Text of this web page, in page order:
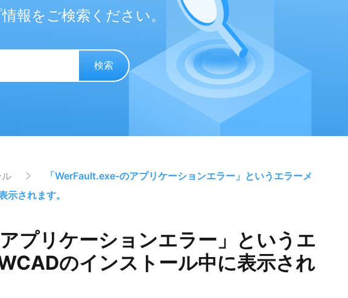
報をご検索ください。
検索
「WerFault.exe-のアプリケーションエラー」というエラーメ
示されます。
プリケーションエラー」というエ
のインストール中に表示され